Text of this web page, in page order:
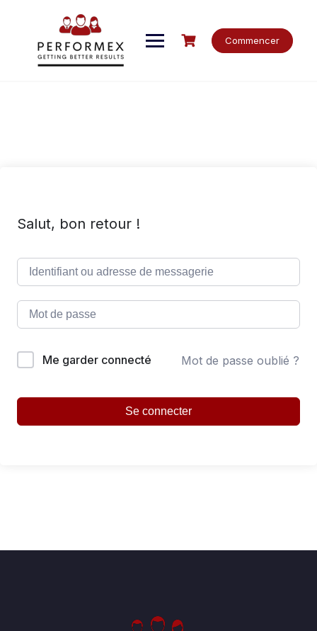
Commencer
Salut, bon retour !
Me garder connecté Mot de passe oublié ?
Se connecter